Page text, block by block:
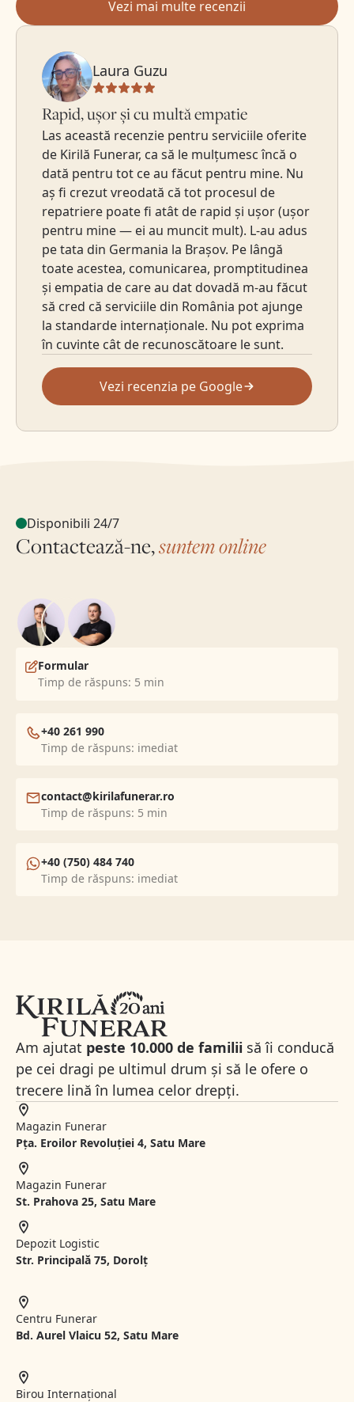
Vezi mai multe recenzii
Laura Guzu
Rapid, ușor și cu multă empatie
Las această recenzie pentru serviciile oferite
de Kirilă Funerar, ca să le mulțumesc încă o
dată pentru tot ce au făcut pentru mine. Nu
aș fi crezut vreodată că tot procesul de
repatriere poate fi atât de rapid și ușor (ușor
pentru mine — ei au muncit mult). L-au adus
pe tata din Germania la Brașov. Pe lângă
toate acestea, comunicarea, promptitudinea
și empatia de care au dat dovadă m-au făcut
să cred că serviciile din România pot ajunge
la standarde internaționale. Nu pot exprima
în cuvinte cât de recunoscătoare le sunt.
Vezi recenzia pe Google
Disponibili 24/7
Contactează-ne,suntem online
Formular
Timp de răspuns: 5 min
+40 261 990
Timp de răspuns: imediat
contact@kirilafunerar.ro
Timp de răspuns: 5 min
+40 (750) 484 740
Timp de răspuns: imediat
Am ajutat peste 10.000 de familii să îi conducă
pe cei dragi pe ultimul drum și să le ofere o
trecere lină în lumea celor drepți.
Magazin Funerar
Pța. Eroilor Revoluției 4, Satu Mare
Magazin Funerar
St. Prahova 25, Satu Mare
Depozit Logistic
Str. Principală 75, Dorolț
Centru Funerar
Bd. Aurel Vlaicu 52, Satu Mare
Birou Internațional